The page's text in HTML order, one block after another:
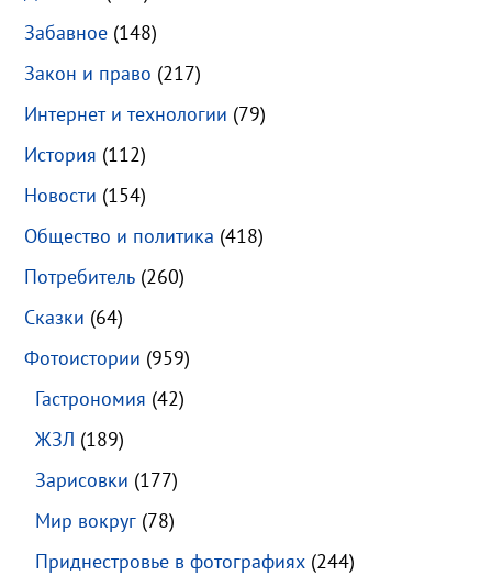
Забавное (148)
Закон и право (217)
Интернет и технологии (79)
История (112)
Новости (154)
Общество и политика (418)
Потребитель (260)
Сказки (64)
Фотоистории (959)
Гастрономия (42)
ЖЗЛ (189)
Зарисовки (177)
Мир вокруг (78)
Приднестровье в фотографиях (244)